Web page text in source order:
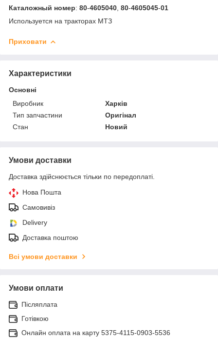
Каталожный номер: 80-4605040 80-4605045-01
Используется на тракторах МТЗ
Приховати
Характеристики
Основні
Виробник
Харків
Тип запчастини
Оригінал
Стан
Новий
Умови доставки
Доставка здійснюється тільки по передоплаті.
Нова Пошта
Самовивіз
Delivery
Доставка поштою
Всі умови доставки
Умови оплати
Післяплата
Готівкою
Онлайн оплата на карту 5375-4115-0903-5536